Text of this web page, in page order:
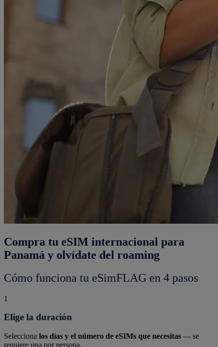
Compra tu eSIM internacional para
Panamá y olvídate del roaming
Cómo funciona tu eSimFLAG en 4 pasos
1
Elige la duración
Selecciona los días y el número de eSIMs que necesitas — se
requiere una por persona.